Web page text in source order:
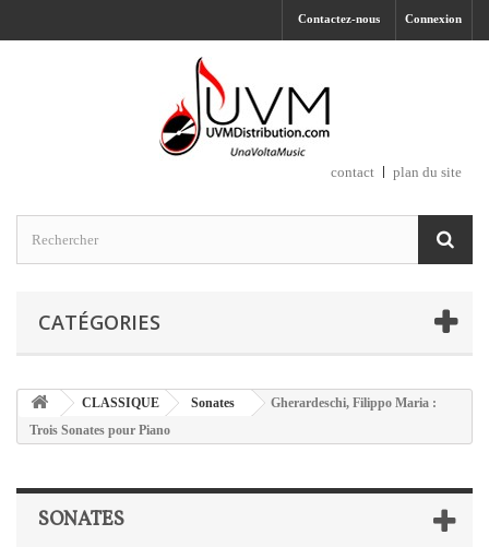
Connexion
Contactez-nous
contact plan du site
CATÉGORIES
CLASSIQUE Sonates
Gherardeschi, Filippo Maria :
Trois Sonates pour Piano
SONATES